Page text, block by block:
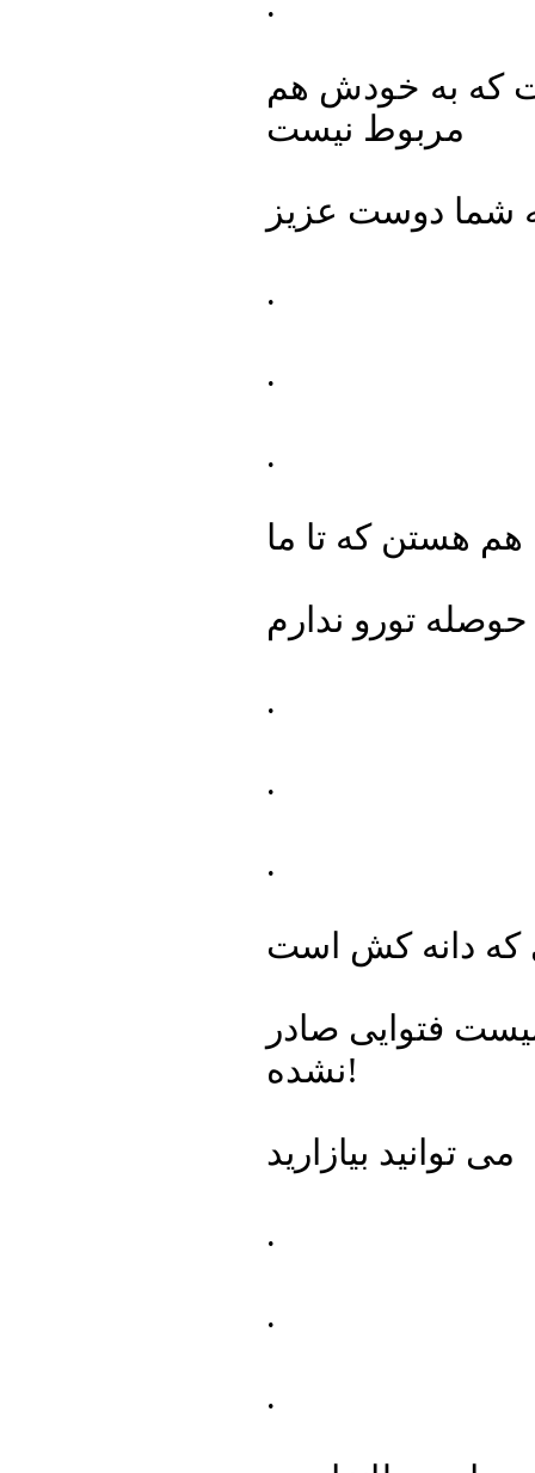
که به‌‌ خودش هم
مربوط نیست
.
.
.
.
.
.
فتوایی صادر
نشده!
می توانید بیازارید
.
.
.